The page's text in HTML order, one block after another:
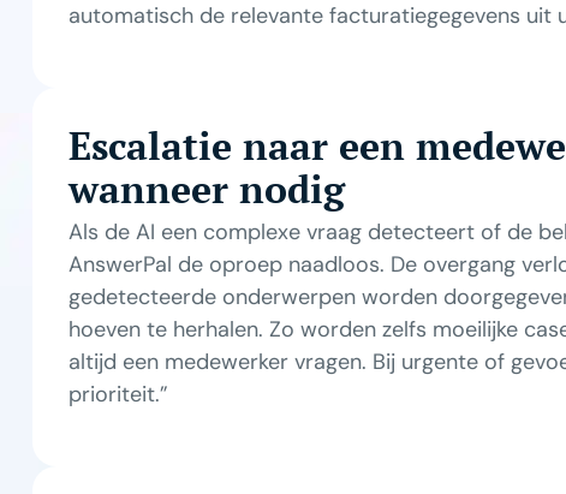
automatisch de relevante facturatiegegevens uit
Escalatie naar een
wanneer nodig
Als de AI een complexe vraag detecteert of de
AnswerPal de oproep naadloos. De overgang
gedetecteerde onderwerpen worden
hoeven te herhalen. Zo worden zelfs moeilijke
altijd een medewerker vragen. Bij urgente of
prioriteit.”